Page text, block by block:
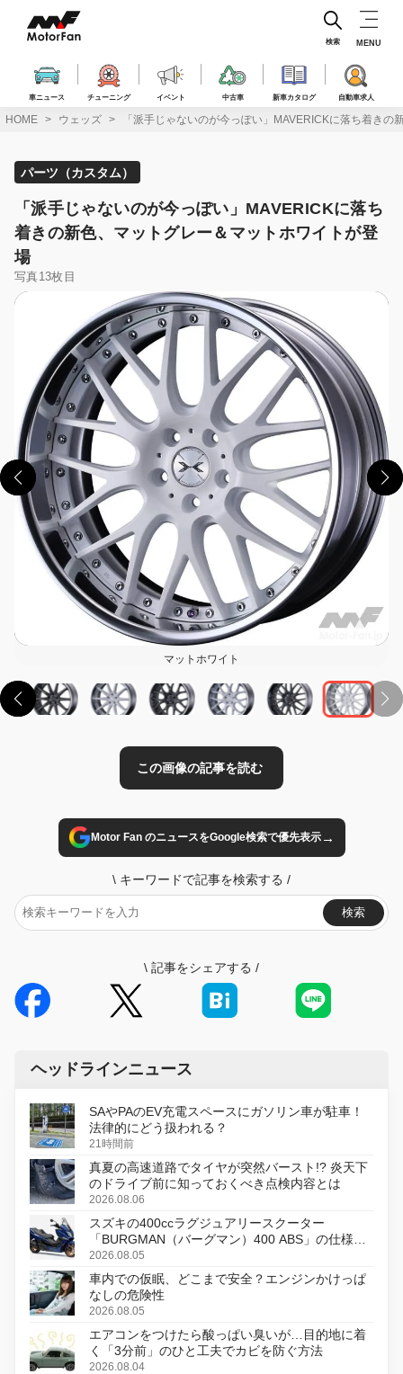
ス
車ニュース チューニング イベント 中古車 新車カタログ 自動車求人
検索 MENU
HOME ウェッズ 「派手じゃないのが今っぽい」MAVERICKに落ち着き
パーツ（カスタム）
「派手じゃないのが今っぽい」MAVERICKに落ち
着きの新色、マットグレー＆マットホワイトが登
場
写真13枚目
マットホワイト
この画像の記事を読む
Motor Fan のニュースをGoogle検索で優先表示→
\ キーワードで記事を検索する /
検索
\ 記事をシェアする /
ヘッドラインニュース
SAやPAのEV充電スペースにガソリン車が駐車！
法律的にどう扱われる？
21時間前
真夏の高速道路でタイヤが突然バースト!? 炎天下
のドライブ前に知っておくべき点検内容とは
2026.08.06
スズキの400ccラグジュアリースクーター
「BURGMAN（バーグマン）400 ABS」の仕様を
変更し、8月18日に発売
2026.08.05
車内での仮眠、どこまで安全？エンジンかけっぱ
なしの危険性
2026.08.05
エアコンをつけたら酸っぱい臭いが…目的地に着
く「3分前」のひと工夫でカビを防ぐ方法
2026.08.04